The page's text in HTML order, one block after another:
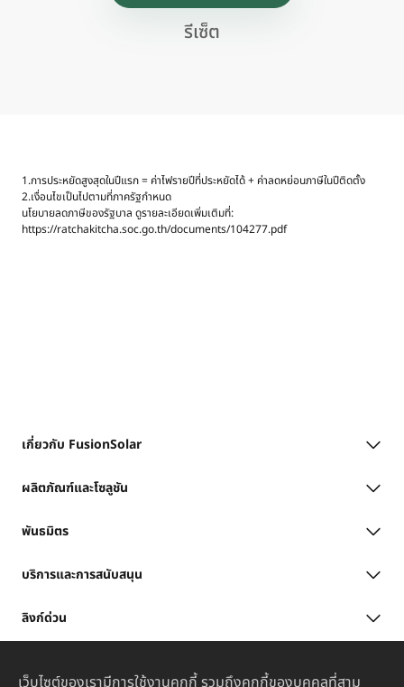
รีเซ็ต
1.การประหยัดสูงสุดในปีแรก = ค่าไฟรายปีที่ประหยัดได้ + ค่าลดหย่อนภาษีในปีติดตั้ง
2.เงื่อนไขเป็นไปตามที่ภาครัฐกำหนด
นโยบายลดภาษีของรัฐบาล ดูรายละเอียดเพิ่มเติมที่:
https://ratchakitcha.soc.go.th/documents/104277.pdf
เกี่ยวกับ FusionSolar
ผลิตภัณฑ์และโซลูชัน
พันธมิตร
บริการและการสนับสนุน
ลิงก์ด่วน
เว็บไซต์ของเรามีการใช้งานคุกกี้ รวมถึงคุกกี้ของบุคคลที่สาม